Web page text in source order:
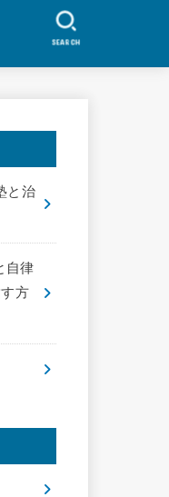
SEARCH
と治
自律
方